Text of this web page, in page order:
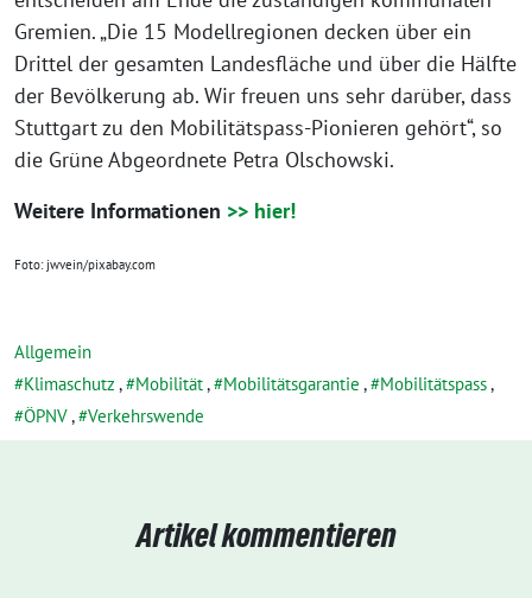
Gremien. „Die 15 Modellregionen decken über ein
Drittel der gesamten Landesfläche und über die Hälfte
der Bevölkerung ab. Wir freuen uns sehr darüber, dass
Stuttgart zu den Mobilitätspass-Pionieren gehört“, so
die Grüne Abgeordnete Petra Olschowski.
Weitere Informationen >> hier!
Foto: jwvein/pixabay.com
Allgemein
Klimaschutz , Mobilität, Mobilitätsgarantie , Mobilitätspass,
ÖPNV, Verkehrswende
Artikel kommentieren